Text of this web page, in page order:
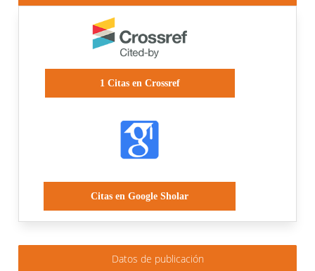
1Citas en Crossref
Citas en Google Sholar
Datos de publicación